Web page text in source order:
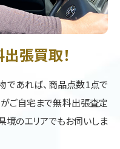
張買取！
であれば、商品点数1点で
がご自宅まで無料出張査定
境のエリアでもお伺いしま